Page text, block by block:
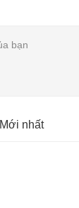
Mới nhất